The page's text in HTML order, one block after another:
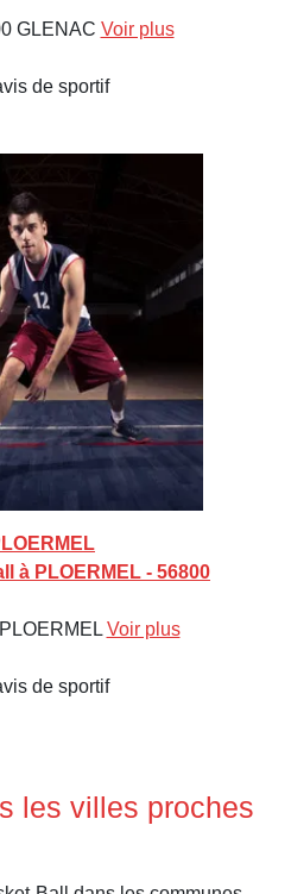
GLENAC Voir plus
de sportif
à PLOERMEL - 56800
Voir plus
de sportif
les villes proches